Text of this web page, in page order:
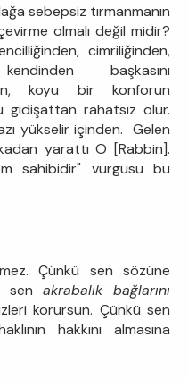
sebepsiz tırmanmanın
olmalı değil midir?
cimriliğinden,
başkasını
koyu bir konforun
rahatsız olur.
yükselir içinden. Gelen
yarattı O [Rabbin].
sahibidir" vurgusu bu
Çünkü sen sözüne
sen akrabalık bağlarını
korursun. Çünkü sen
hakkını almasına